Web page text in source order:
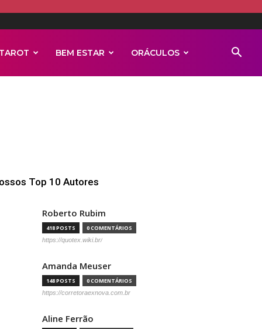
BEM ESTAR ORÁCULOS
Top 10 Autores
Roberto Rubim
418 POSTS 0 COMENTÁRIOS
https://quotex.wiki.br/
Amanda Meuser
148 POSTS 0 COMENTÁRIOS
https://corretoraexnova.com.br
Aline Ferrão